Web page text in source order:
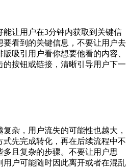
让用户在3分钟内获取到关键信
要看到的关键信息，不要让用户去
吸引用户看你想要他看的内容、
按钮或链接，清晰引导用户下一
杂，用户流失的可能性也越大，
先完成转化，再在后续流程中不
多且复杂的步骤。不要让用户思
户可能随时因此离开或者在混乱